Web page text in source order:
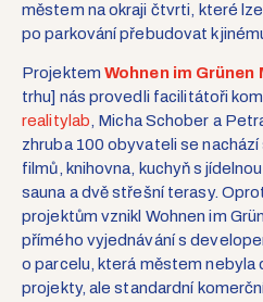
městem na okraji čtvrti, které
po parkování přebudovat k
Projektem Wohnen im Grünen
trhu] nás provedli facilitátoři
realitylab , Micha Schober a
zhruba 100 obyvateli se nachází
filmů, knihovna, kuchyň s
sauna a dvě střešní terasy.
projektům vznikl Wohnen im
přímého vyjednávání s
o parcelu, která městem nebyla
projekty, ale standardní